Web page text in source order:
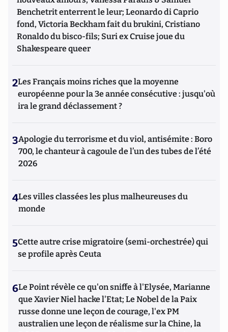
pour le Master recherche « Médias et Mondialisation ».
Franck DeCloquement est le coauteur du « Petit traité
d’attaques subversives contre les entreprises - Théorie et
pratique de la contre ingérence économique », paru chez
CHIRON. Egalement l'auteur du chapitre cinq sur « la
Universitaires de France (PUF).
Benchetrit enterrent le leur; Leonardo di Caprio
fond, Victoria Beckham fait du brukini, Cristiano
Ronaldo du bisco-fils; Suri ex Cruise joue du
Shakespeare queer
2Les Français moins riches que la moyenne
européenne pour la 3e année consécutive : jusqu'où
ira le grand déclassement ?
3Apologie du terrorisme et du viol, antisémite : Boro
700, le chanteur à cagoule de l’un des tubes de l’été
2026
4Les villes classées les plus malheureuses du
monde
5Cette autre crise migratoire (semi-orchestrée) qui
se profile après Ceuta
6Le Point révèle ce qu'on sniffe à l'Elysée, Marianne
que Xavier Niel hacke l'Etat; Le Nobel de la Paix
russe donne une leçon de courage, l'ex PM
australien une leçon de réalisme sur la Chine, la